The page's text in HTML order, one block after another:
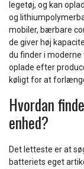
legetøj, og kan
og
mobiler, bærbare
de giver høj
du finder i
oplade efter
køligt for at
Hvordan
enhed?
Det letteste er at
batteriets eget